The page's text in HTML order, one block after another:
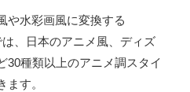
や水彩画風に変換する
は、日本のアニメ風、ディズ
30種類以上のアニメ調スタイ
す。